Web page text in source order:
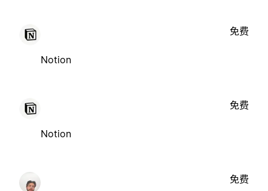
Notion
免费
Notion
免费
免费